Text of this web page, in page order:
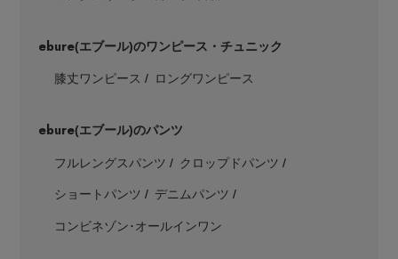
ebure(エブール)のワンピース・チュニック
膝丈ワンピース ロングワンピース
ebure(エブール)のパンツ
フルレングスパンツ クロップドパンツ
ショートパンツ デニムパンツ
コンビネゾン･オールインワン